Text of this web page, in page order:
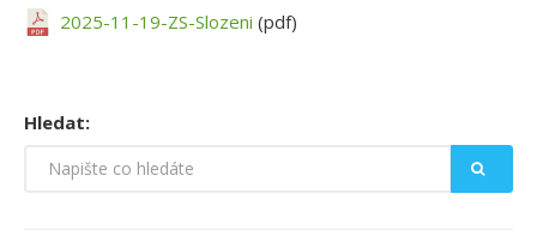
2025-11-19-ZS-Slozeni (pdf)
Hledat: